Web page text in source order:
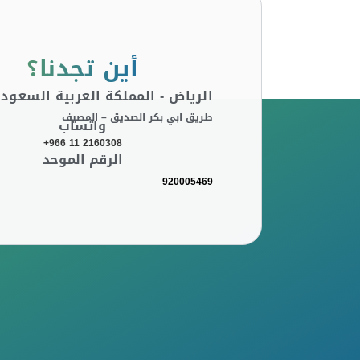
أين تجدنا؟
الرياض - المملكة العربية
طريق ابي بكر الصديق – المصيف
واتساب
+966 11 2160308
الرقم الموحد
920005469